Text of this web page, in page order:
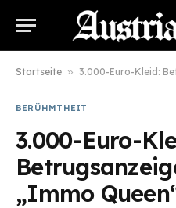
Startseite » 3.000-Euro-Kleid:
BERÜHMTHEIT
3.000-Euro-
„Immo